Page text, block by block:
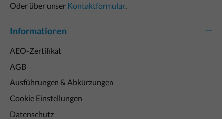
Oder über unser Kontaktformular
Informationen
AEO-Zertifikat
AGB
Ausführungen & Abkürzungen
Cookie Einstellungen
Datenschutz